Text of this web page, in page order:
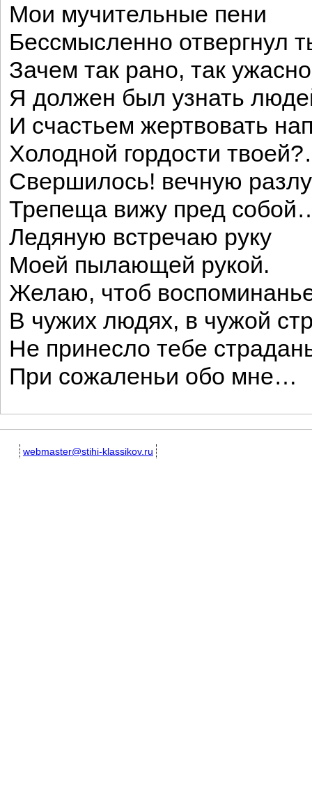
Мои мучительные пени
Бессмысленно отвергнул
Зачем так рано, так ужасно
Я должен был узнать
И счастьем жертвовать
Холодной гордости
Свершилось! вечную
Трепеща вижу пред
Ледяную встречаю руку
Моей пылающей рукой.
Желаю, чтоб
В чужих людях, в чужой
Не принесло тебе
При сожаленьи обо мне…
webmaster@stihi-klassikov.ru